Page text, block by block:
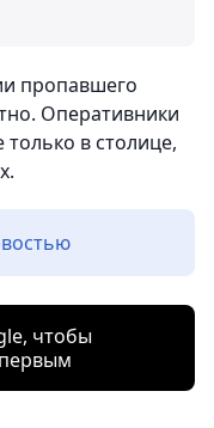
пропавшего
Оперативники
в столице,
чтобы